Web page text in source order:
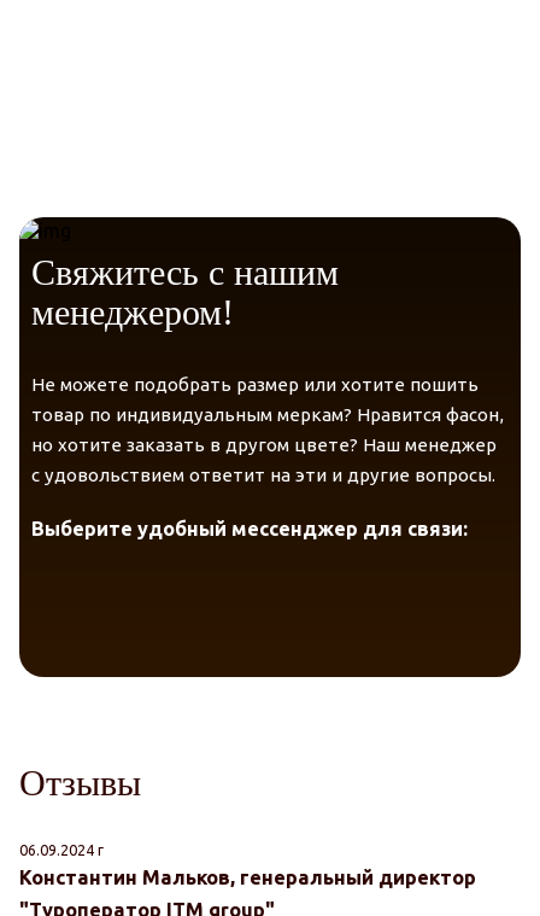
Свяжитесь с нашим
менеджером!
Не можете подобрать размер или хотите пошить
товар по индивидуальным меркам? Нравится фасон,
но хотите заказать в другом цвете? Наш менеджер
с удовольствием ответит на эти и другие вопросы.
Выберите удобный мессенджер для связи:
Отзывы
06.09.2024 г
Константин Мальков, генеральный директор
"Туроператор ITM group"